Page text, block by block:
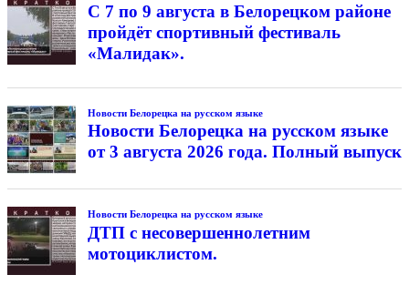
С 7 по 9 августа в Белорецком районе
пройдёт спортивный фестиваль
«Малидак».
Новости Белорецка на русском языке
Новости Белорецка на русском языке
от 3 августа 2026 года. Полный выпуск
Новости Белорецка на русском языке
ДТП с несовершеннолетним
мотоциклистом.